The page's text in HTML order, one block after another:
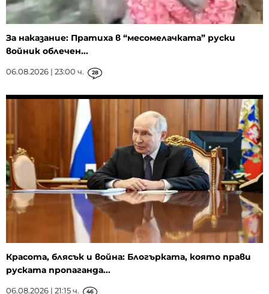
За наказание: Пратиха в “месомелачката” руски
войник облечен...
06.08.2026 | 23:00 ч. 28
Красота, блясък и война: Блогърката, която прави
руската пропаганда...
06.08.2026 | 21:15 ч. 46